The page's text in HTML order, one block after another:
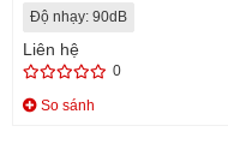
Độ nhạy: 90dB
Liên hệ
0
So sánh